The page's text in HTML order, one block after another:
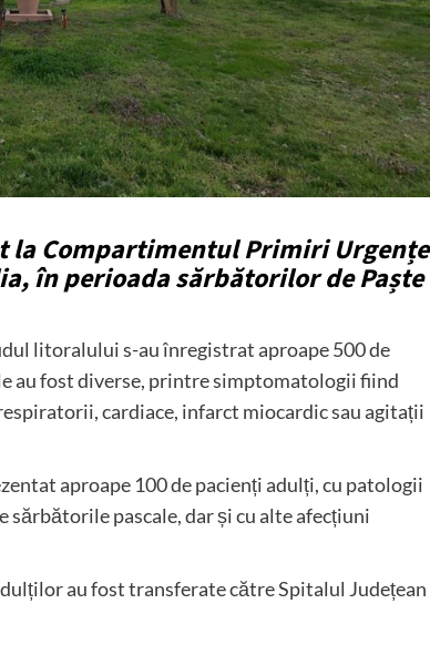
la Compartimentul Primiri Urgențe
în perioada sărbătorilor de Paște
litoralului s-au înregistrat aproape 500 de
au fost diverse, printre simptomatologii fiind
cardiace, infarct miocardic sau agitații
aproape 100 de pacienți adulți, cu patologii
sărbătorile pascale, dar și cu alte afecțiuni
au fost transferate către Spitalul Județean